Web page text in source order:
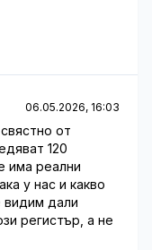
06.05.2026, 16:03
от
120
има реални
у нас и какво
дали
регистър, а не